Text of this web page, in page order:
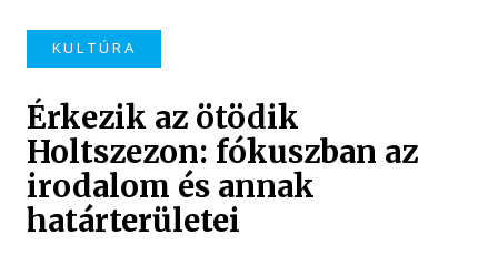
KULTÚRA
Érkezik az ötödik
Holtszezon: fókuszban az
irodalom és annak
határterületei